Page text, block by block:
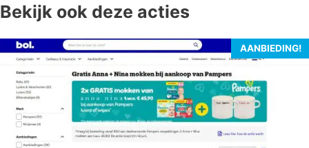
Bekijk ook deze acties
AANBIEDING!